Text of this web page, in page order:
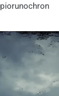
piorunochron